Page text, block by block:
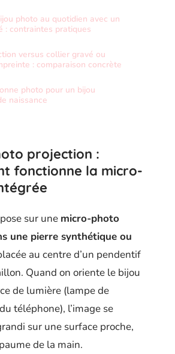
photo au quotidien avec un
: contraintes pratiques
versus collier gravé ou
: comparaison concrète
photo pour un bijou
naissance
projection :
fonctionne la micro-
sur une micro-photo
une pierre synthétique ou
au centre d’un pendentif
Quand on oriente le bijou
de lumière (lampe de
téléphone), l’image se
sur une surface proche,
de la main.